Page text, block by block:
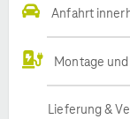
Anfahrt
Montage
Lieferung &